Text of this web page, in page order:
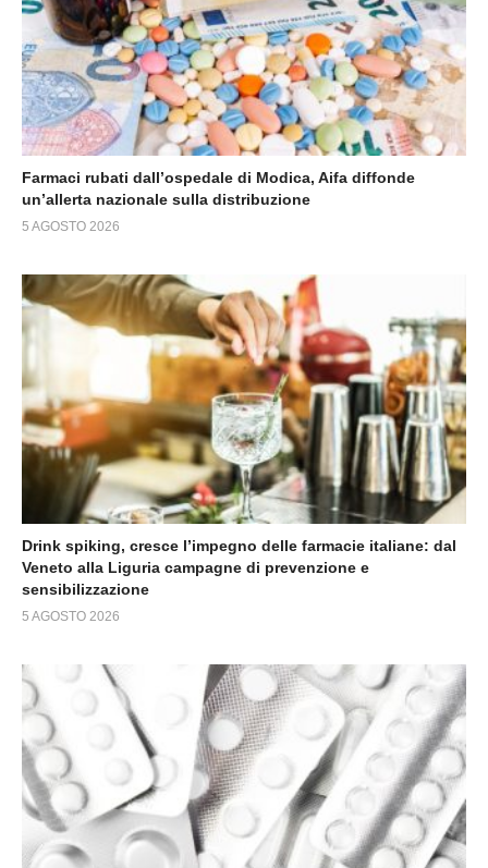
Farmaci rubati dall’ospedale di Modica, Aifa diffonde
un’allerta nazionale sulla distribuzione
5 AGOSTO 2026
Drink spiking, cresce l’impegno delle farmacie italiane: dal
Veneto alla Liguria campagne di prevenzione e
sensibilizzazione
5 AGOSTO 2026